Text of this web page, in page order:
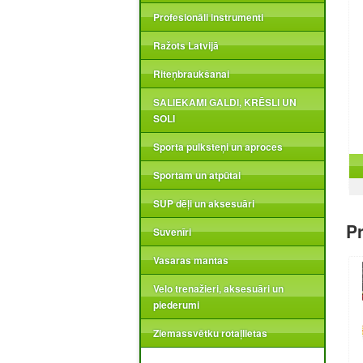
Profesionāli instrumenti
Ražots Latvijā
Riteņbraukšanai
SALIEKAMI GALDI, KRĒSLI UN
SOLI
Sporta pulksteņi un aproces
Sportam un atpūtai
SUP dēļi un aksesuāri
Suvenīri
Vasaras mantas
Velo trenažieri, aksesuāri un
piederumi
Ziemassvētku rotaļlietas